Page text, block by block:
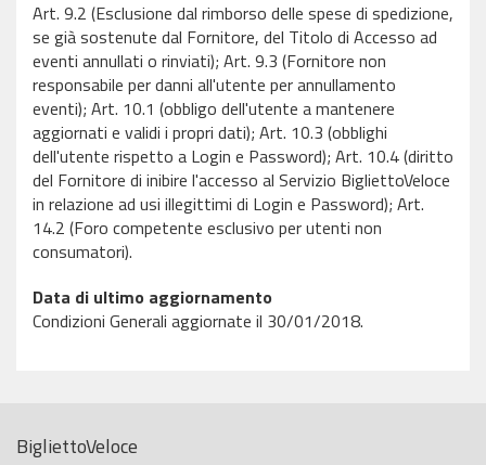
Art. 9.2 (Esclusione dal rimborso delle spese di spedizione,
se già sostenute dal Fornitore, del Titolo di Accesso ad
eventi annullati o rinviati); Art. 9.3 (Fornitore non
responsabile per danni all'utente per annullamento
eventi); Art. 10.1 (obbligo dell'utente a mantenere
aggiornati e validi i propri dati); Art. 10.3 (obblighi
dell'utente rispetto a Login e Password); Art. 10.4 (diritto
del Fornitore di inibire l'accesso al Servizio BigliettoVeloce
in relazione ad usi illegittimi di Login e Password); Art.
14.2 (Foro competente esclusivo per utenti non
consumatori).
Data di ultimo aggiornamento
Condizioni Generali aggiornate il 30/01/2018.
BigliettoVeloce